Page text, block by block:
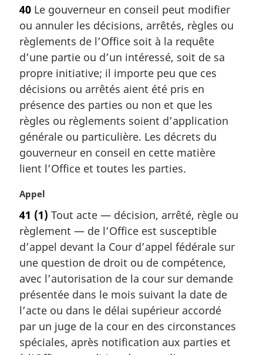
t
e
m
a
g
i
n
a
e
:
40 Le gouverneur en conseil peut modifier
ou annuler les décisions, arrêtés, règles ou
règlements de l’Office soit à la requête
d’une partie ou d’un intéressé, soit de sa
propre initiative; il importe peu que ces
décisions ou arrêtés aient été pris en
présence des parties ou non et que les
règles ou règlements soient d’application
générale ou particulière. Les décrets du
gouverneur en conseil en cette matière
lient l’Office et toutes les parties.
N
t
e
m
a
g
i
n
a
l
e
Appel
41 (1) Tout acte — décision, arrêté, règle ou
règlement — de l’Office est susceptible
d’appel devant la Cour d’appel fédérale sur
une question de droit ou de compétence,
avec l’autorisation de la cour sur demande
présentée dans le mois suivant la date de
l’acte ou dans le délai supérieur accordé
par un juge de la cour en des circonstances
spéciales, après notification aux parties et